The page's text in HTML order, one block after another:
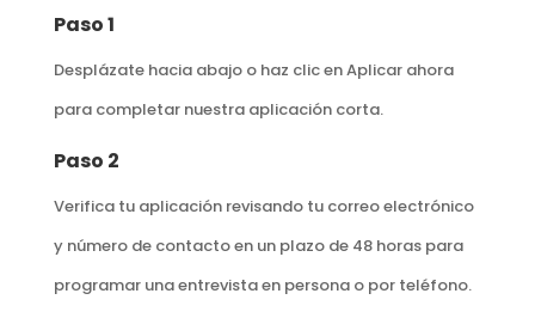
Paso 1
Desplázate hacia abajo o haz clic en Aplicar ahora
para completar nuestra aplicación corta.
Paso 2
Verifica tu aplicación revisando tu correo electrónico
y número de contacto en un plazo de 48 horas para
programar una entrevista en persona o por teléfono.